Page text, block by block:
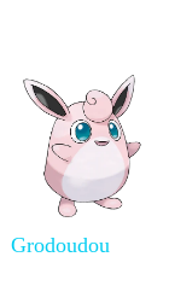
Grodoudou